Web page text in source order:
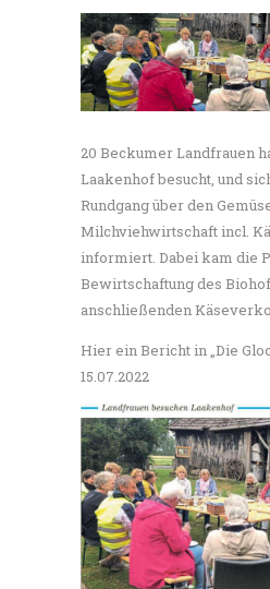
20 Beckumer Landfrauen
Laakenhof besucht, und
Rundgang über den
Milchviehwirtschaft incl.
informiert. Dabei kam die
Bewirtschaftung des
anschließenden
Hier ein Bericht in „Die
15.07.2022